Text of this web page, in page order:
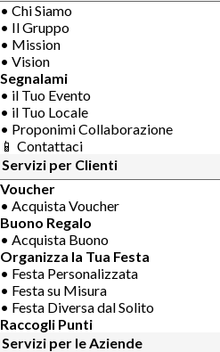
• Chi Siamo
• Il Gruppo
• Mission
• Vision
Segnalami
• il Tuo Evento
• il Tuo Locale
• Proponimi Collaborazione
📱 Contattaci
Servizi per Clienti
Voucher
• Acquista Voucher
Buono Regalo
• Acquista Buono
Organizza la Tua Festa
• Festa Personalizzata
• Festa su Misura
• Festa Diversa dal Solito
Raccogli Punti
Servizi per le Aziende